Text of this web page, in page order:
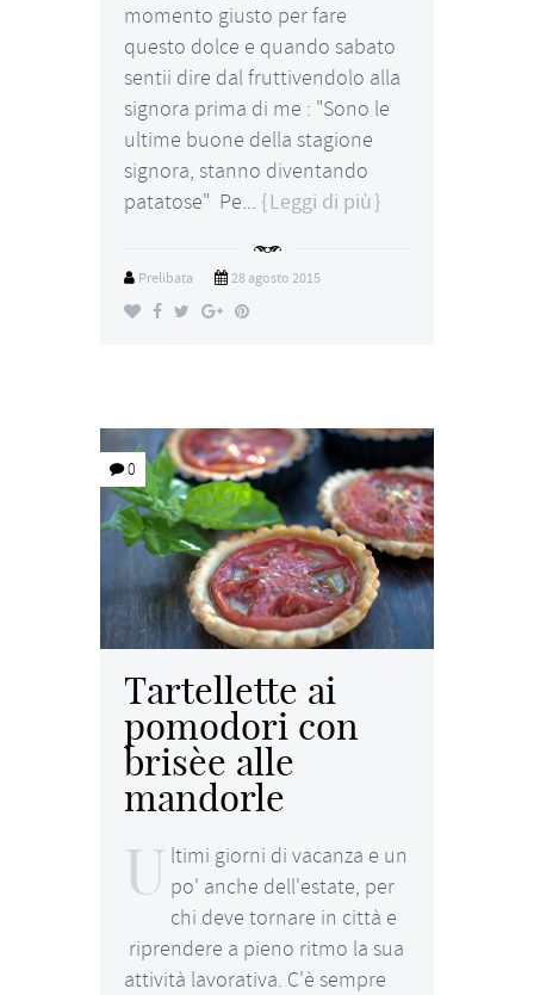
momento giusto per fare
questo dolce e quando sabato
sentii dire dal fruttivendolo alla
signora prima di me : "Sono le
ultime buone della stagione
signora, stanno diventando
patatose" Pe... Leggi di più
Prelibata 28 agosto 2015
0
Tartellette ai
pomodori con
brisèe alle
mandorle
U ltimi giorni di vacanza e un
po' anche dell'estate, per
chi deve tornare in città e
riprendere a pieno ritmo la sua
attività lavorativa. C'è sempre